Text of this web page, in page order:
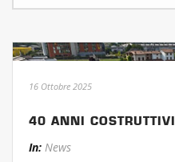
16 Ottobre 2025
40 ANNI COSTRUTTIVI
In: News